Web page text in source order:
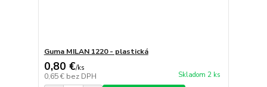
Guma MILAN 1220 - plastická
0,80 €/ks
0,65 € bez DPH Skladom 2 ks